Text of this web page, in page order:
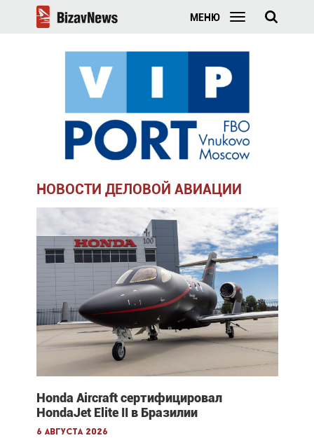
МЕНЮ
НОВОСТИ ДЕЛОВОЙ АВИАЦИИ
Honda Aircraft сертифицировал
HondaJet Elite II в Бразилии
6 августа 2026